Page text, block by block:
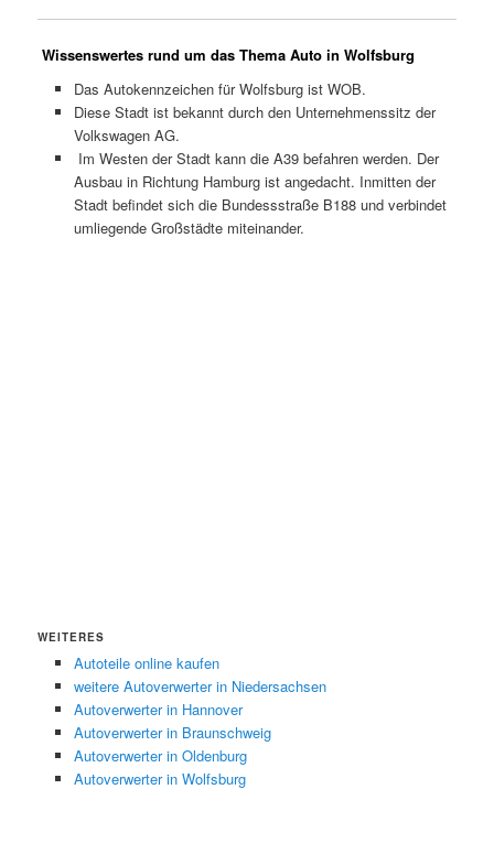
Wissenswertes rund um das Thema Auto in Wolfsburg
Das Autokennzeichen für Wolfsburg ist WOB.
Diese Stadt ist bekannt durch den Unternehmenssitz der
Volkswagen AG.
Im Westen der Stadt kann die A39 befahren werden. Der
Ausbau in Richtung Hamburg ist angedacht. Inmitten der
Stadt befindet sich die Bundessstraße B188 und verbindet
umliegende Großstädte miteinander.
WEITERES
Autoteile online kaufen
weitere Autoverwerter in Niedersachsen
Autoverwerter in Hannover
Autoverwerter in Braunschweig
Autoverwerter in Oldenburg
Autoverwerter in Wolfsburg